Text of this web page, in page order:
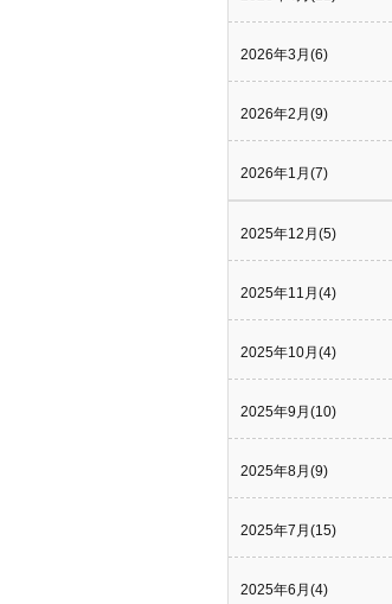
2026年3月(6)
2026年2月(9)
2026年1月(7)
2025年12月(5)
2025年11月(4)
2025年10月(4)
2025年9月(10)
2025年8月(9)
2025年7月(15)
2025年6月(4)